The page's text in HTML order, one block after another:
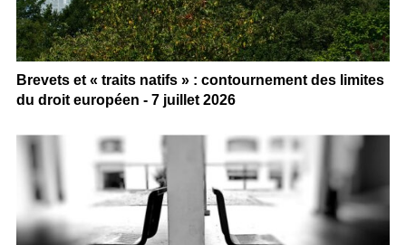
Brevets et « traits natifs » : contournement des limites
du droit européen - 7 juillet 2026